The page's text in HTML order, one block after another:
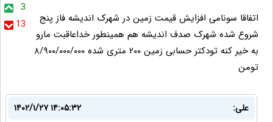
3
13
اتفاقا سونامی افزایش قیمت زمین در شهرک اندیشه فاز پنج
شروع شده شهرک صدف اندیشه هم همینطور خداعاقبت مارو
به خیر کنه تودکتر حسابی زمین ۲۰۰ متری شده ۸/۹۰۰/۰۰۰/۰۰۰
تومن
علی:
۱۴۰۲/۱/۲۷ ۱۴:۰۵:۳۲